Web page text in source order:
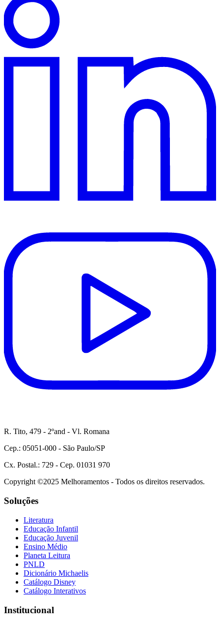
R. Tito, 479 - 2ºand - Vl. Romana
Cep.: 05051-000 - São Paulo/SP
Cx. Postal.: 729 - Cep. 01031 970
Copyright ©2025 Melhoramentos - Todos os direitos reservados.
Soluções
Literatura
Educação Infantil
Educação Juvenil
Ensino Médio
Planeta Leitura
PNLD
Dicionário Michaelis
Catálogo Disney
Catálogo Interativos
Institucional